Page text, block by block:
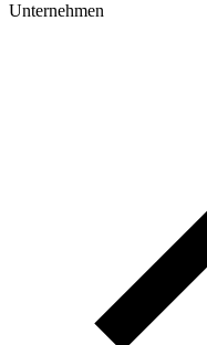
Unternehmen